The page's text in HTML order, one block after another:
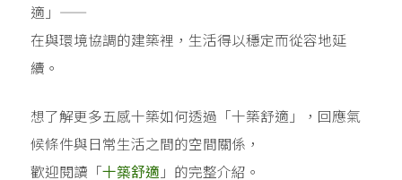
適」——
在與環境協調的建築裡，生活得以穩定而從容地延
續。
想了解更多五感十築如何透過「十築舒適」，回應氣
候條件與日常生活之間的空間關係，
歡迎閱讀「十築舒適 」的完整介紹。